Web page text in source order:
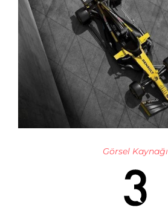
Görsel Kaynağı